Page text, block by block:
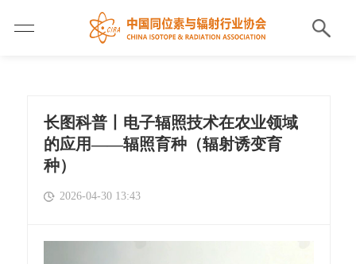
长图科普丨电子辐照技术在农业领域
的应用——辐照育种（辐射诱变育
种）
2026-04-30 13:43